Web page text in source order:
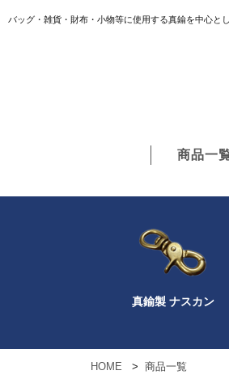
バッグ・雑貨・財布・小物等に使用する真鍮を中心と
商品一
真鍮製 ナスカン
HOME
商品一覧